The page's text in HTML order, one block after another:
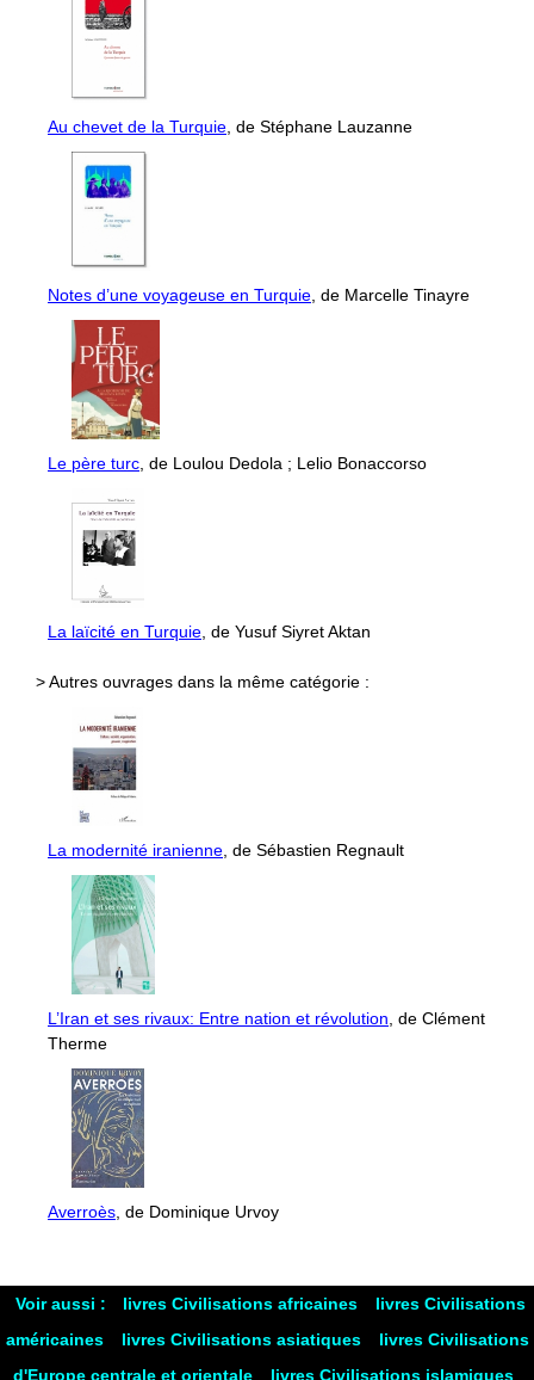
Au chevet de la Turquie , de Stéphane Lauzanne
Notes d’une voyageuse en Turquie , de Marcelle Tinayre
Le père turc , de Loulou Dedola ; Lelio Bonaccorso
La laïcité en Turquie , de Yusuf Siyret Aktan
> Autres ouvrages dans la même catégorie :
La modernité iranienne , de Sébastien Regnault
L’Iran et ses rivaux: Entre nation et révolution , de Clément
Therme
Averroès , de Dominique Urvoy
Voir aussi : livres Civilisations africaines
livres Civilisations
américaines
livres Civilisations asiatiques
livres Civilisations
d'Europe centrale et orientale
livres Civilisations islamiques